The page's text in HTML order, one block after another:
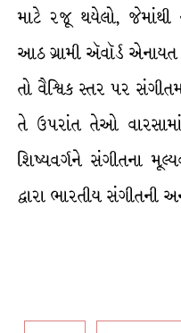
માટે રજૂ થયેલો,
આઠ ગ્રામી ઍવૉર્ડ
તો વૈશ્ર્વિક સ્તર પર
તે ઉપરાંત તેઓ
શિષ્યવર્ગને સંગીતના
દ્વારા ભારતીય સંગીતની